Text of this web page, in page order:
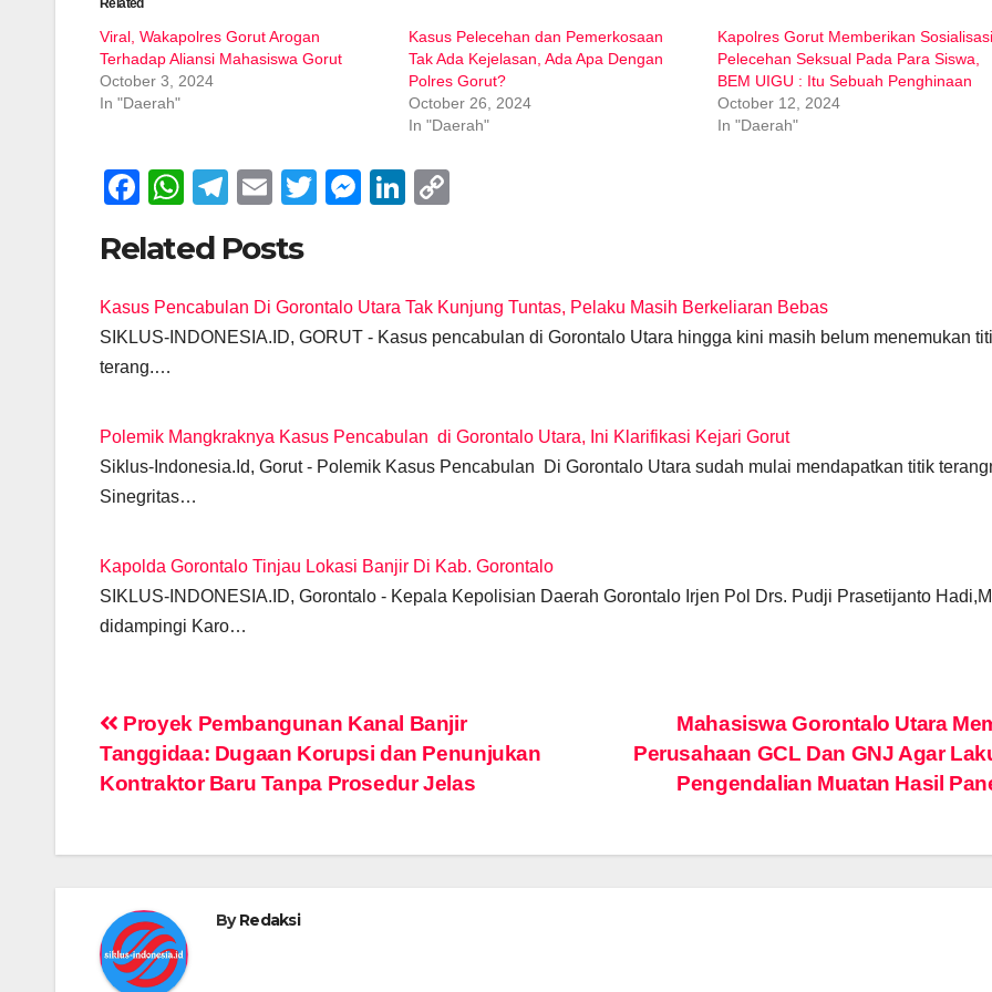
Viral, Wakapolres Gorut Arogan
Terhadap Aliansi Mahasiswa Gorut
October 3, 2024
In "Daerah"
Kasus Pelecehan dan Pemerkosaan
Tak Ada Kejelasan, Ada Apa Dengan
Polres Gorut?
October 26, 2024
In "Daerah"
Kapolres Gorut Memberikan Sosialisasi
Pelecehan Seksual Pada Para Siswa,
BEM UIGU : Itu Sebuah Penghinaan
October 12, 2024
In "Daerah"
F
c
e
b
o
k
W
at
s
A
T
e
gr
a
E
ail
T
er
M
e
n
Li
e
dI
y
Li
Related Posts
Kasus Pencabulan Di Gorontalo Utara Tak Kunjung Tuntas, Pelaku Masih Berkeliaran Bebas
SIKLUS-INDONESIA.ID, GORUT - Kasus pencabulan di Gorontalo Utara hingga kini masih belum menemukan
terang.…
Polemik Mangkraknya Kasus Pencabulan di Gorontalo Utara, Ini Klarifikasi Kejari Gorut
Siklus-Indonesia.Id, Gorut - Polemik Kasus Pencabulan Di Gorontalo Utara sudah mulai mendapatkan titik
Sinegritas…
Kapolda Gorontalo Tinjau Lokasi Banjir Di Kab. Gorontalo
SIKLUS-INDONESIA.ID, Gorontalo - Kepala Kepolisian Daerah Gorontalo Irjen Pol Drs. Pudji Prasetijanto
didampingi Karo…
Post
navigation
Mahasiswa Gorontalo Utara
Perusahaan GCL Dan GNJ Agar
Pengendalian Muatan Hasil
Proyek Pembangunan Kanal Banjir
Tanggidaa: Dugaan Korupsi dan Penunjukan
Kontraktor Baru Tanpa Prosedur Jelas
ByRedaksi